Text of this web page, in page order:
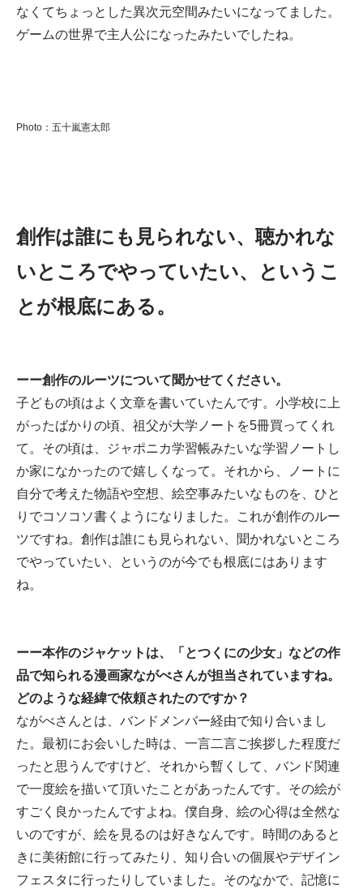
なくてちょっとした異次元空間みたいになってました。
ゲームの世界で主人公になったみたいでしたね。
Photo：五十嵐憲太郎
創作は誰にも見られない、聴かれな
いところでやっていたい、というこ
とが根底にある。
ーー創作のルーツについて聞かせてください。
子どもの頃はよく文章を書いていたんです。小学校に上
がったばかりの頃、祖父が大学ノートを5冊買ってくれ
て。その頃は、ジャポニカ学習帳みたいな学習ノートし
か家になかったので嬉しくなって。それから、ノートに
自分で考えた物語や空想、絵空事みたいなものを、ひと
りでコソコソ書くようになりました。これが創作のルー
ツですね。創作は誰にも見られない、聞かれないところ
でやっていたい、というのが今でも根底にはあります
ね。
ーー本作のジャケットは、「とつくにの少女」などの作
品で知られる漫画家ながべさんが担当されていますね。
どのような経緯で依頼されたのですか？
ながべさんとは、バンドメンバー経由で知り合いまし
た。最初にお会いした時は、一言二言ご挨拶した程度だ
ったと思うんですけど、それから暫くして、バンド関連
で一度絵を描いて頂いたことがあったんです。その絵が
すごく良かったんですよね。僕自身、絵の心得は全然な
いのですが、絵を見るのは好きなんです。時間のあると
きに美術館に行ってみたり、知り合いの個展やデザイン
フェスタに行ったりしていました。そのなかで、記憶に